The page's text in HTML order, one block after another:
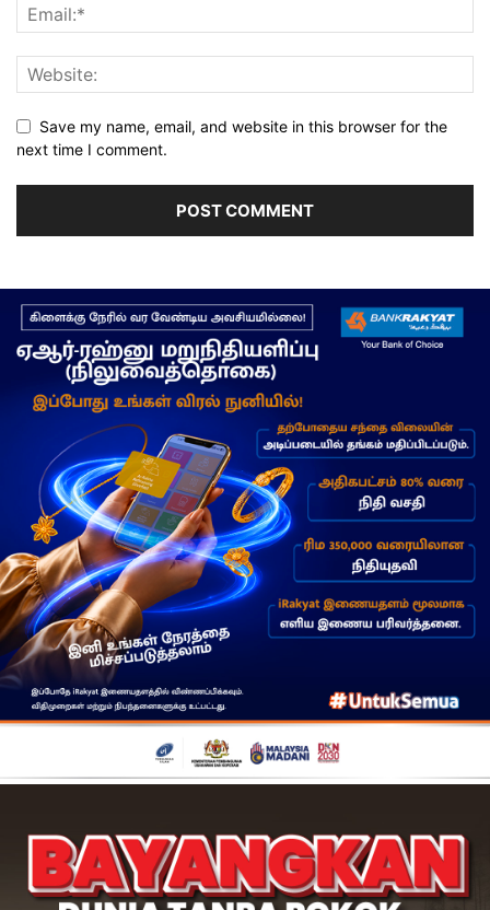
Save my name, email, and website in this browser for the
next time I comment.